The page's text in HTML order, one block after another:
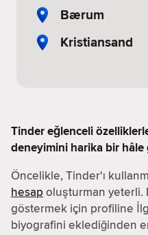
Bærum
Kristiansand
Tinder eğlenceli
deneyimini harika bir
Öncelikle, Tinder'ı
hesap oluşturman yeterli.
göstermek için profiline
biyografini eklediğinden